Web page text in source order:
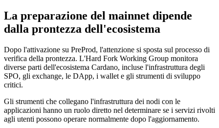
La preparazione del mainnet dipende
dalla prontezza dell'ecosistema
Dopo l'attivazione su PreProd, l'attenzione si sposta sul processo di
verifica della prontezza. L'Hard Fork Working Group monitora
diverse parti dell'ecosistema Cardano, incluse l'infrastruttura degli
SPO, gli exchange, le DApp, i wallet e gli strumenti di sviluppo
critici.
Gli strumenti che collegano l'infrastruttura dei nodi con le
applicazioni hanno un ruolo diretto nel determinare se i servizi rivolti
agli utenti possono operare normalmente dopo l'aggiornamento.